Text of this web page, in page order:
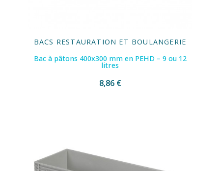
BACS RESTAURATION ET BOULANGERIE
Bac à pâtons 400x300 mm en PEHD – 9 ou 12
litres
8,86 €